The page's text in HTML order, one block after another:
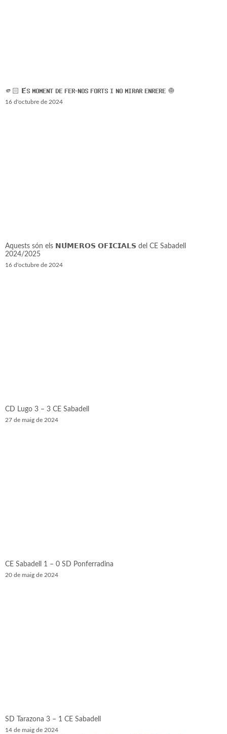
🫵🏻 𝗘́𝗦 𝗠𝗢𝗠𝗘𝗡𝗧 𝗗𝗘 𝗙𝗘𝗥-𝗡𝗢𝗦 𝗙𝗢𝗥𝗧𝗦 𝗜 𝗡𝗢 𝗠𝗜𝗥𝗔𝗥 𝗘𝗡𝗥𝗘𝗥𝗘 🧅
16 d'octubre de 2024
Aquests són els 𝗡𝗨́𝗠𝗘𝗥𝗢𝗦 𝗢𝗙𝗜𝗖𝗜𝗔𝗟𝗦 del CE Sabadell
2024/2025
16 d'octubre de 2024
CD Lugo 3 – 3 CE Sabadell
27 de maig de 2024
CE Sabadell 1 – 0 SD Ponferradina
20 de maig de 2024
SD Tarazona 3 – 1 CE Sabadell
14 de maig de 2024